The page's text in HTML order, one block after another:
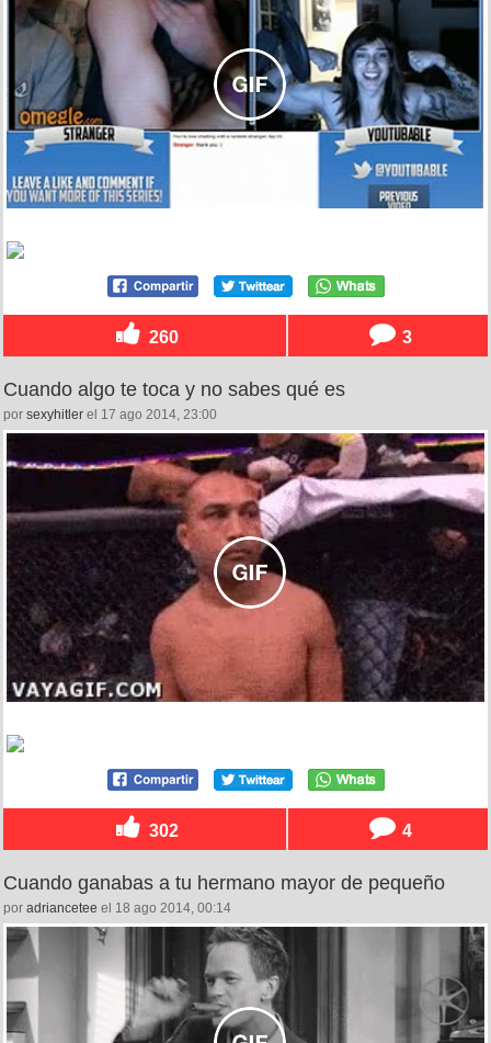
260 3
Cuando algo te toca y no sabes qué es
por sexyhitler el 17 ago 2014, 23:00
302 4
Cuando ganabas a tu hermano mayor de pequeño
por adriancetee el 18 ago 2014, 00:14